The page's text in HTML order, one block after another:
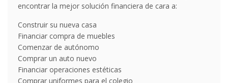
encontrar la mejor solución financiera de cara a:
Construir su nueva casa
Financiar compra de muebles
Comenzar de autónomo
Comprar un auto nuevo
Financiar operaciones estéticas
Comprar uniformes para el colegio